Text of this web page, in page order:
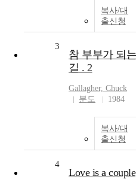
복사/대
출신청
3
참 부부가 되는
길 . 2
Gallagher, Chuck
분도
1984
복사/대
출신청
4
Love is a couple